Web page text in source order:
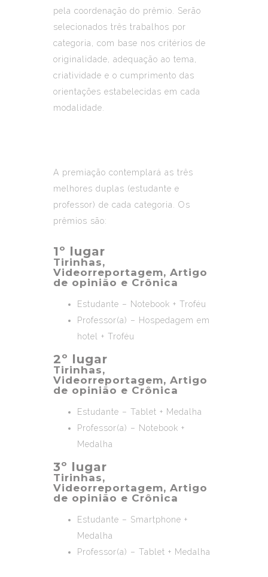
pela coordenação do prêmio. Serão
selecionados três trabalhos por
categoria, com base nos critérios de
originalidade, adequação ao tema,
criatividade e o cumprimento das
orientações estabelecidas em cada
modalidade.
A premiação contemplará as três
melhores duplas (estudante e
professor) de cada categoria. Os
prêmios são:
1º lugar
Tirinhas,
Videorreportagem, Artigo
de opinião e Crônica
Estudante – Notebook + Troféu
Professor(a) – Hospedagem em
hotel + Troféu
2º lugar
Tirinhas,
Videorreportagem, Artigo
de opinião e Crônica
Estudante – Tablet + Medalha
Professor(a) – Notebook +
Medalha
3º lugar
Tirinhas,
Videorreportagem, Artigo
de opinião e Crônica
Estudante – Smartphone +
Medalha
Professor(a) – Tablet + Medalha